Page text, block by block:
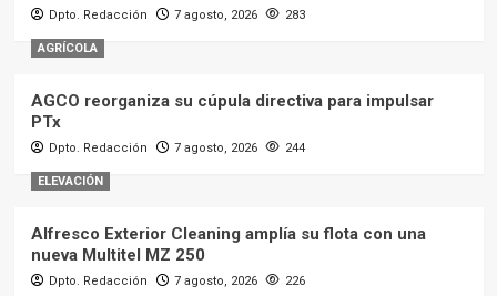
Dpto. Redacción 7 agosto, 2026 283
AGRÍCOLA
AGCO reorganiza su cúpula directiva para impulsar
PTx
Dpto. Redacción 7 agosto, 2026 244
ELEVACIÓN
Alfresco Exterior Cleaning amplía su flota con una
nueva Multitel MZ 250
Dpto. Redacción 7 agosto, 2026 226